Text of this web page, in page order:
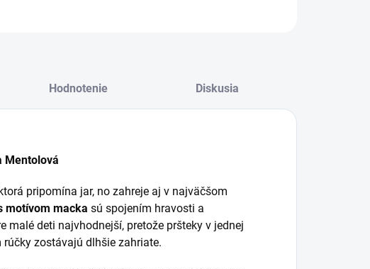
Hodnotenie Diskusia
Mentolová
pripomína jar, no zahreje aj v najväčšom
motívom macka sú spojením hravosti a
deti najvhodnejší, pretože pršteky v jednej
zostávajú dlhšie zahriate.